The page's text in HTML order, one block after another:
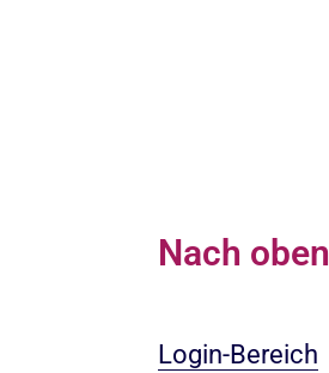
Nach oben
Login-Bereich